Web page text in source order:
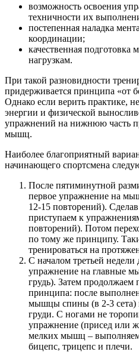
возможность освоения
техничности их
постепенная наладка
координации;
качественная
нагрузкам.
При такой разновидности
придерживается принципа «от
Однако если верить практике,
энергии и физической
упражнений на нижнюю часть
мышц.
Наиболее благоприятный
начинающего спортсмена
После пятиминутной
первое упражнение на
12-15 повторений).
приступаем к
повторений). Потом
по тому же принципу.
тренироваться на
С началом третьей
упражнение на главные
грудь). Затем продолжаем
принципа: после
мышцы спины (в 2-3 сета)
груди. С ногами не
упражнение (присед или
мелких мышц –
бицепс, трицепс и плечи.